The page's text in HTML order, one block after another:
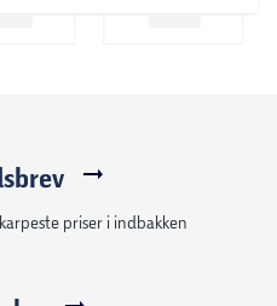
priser i indbakken